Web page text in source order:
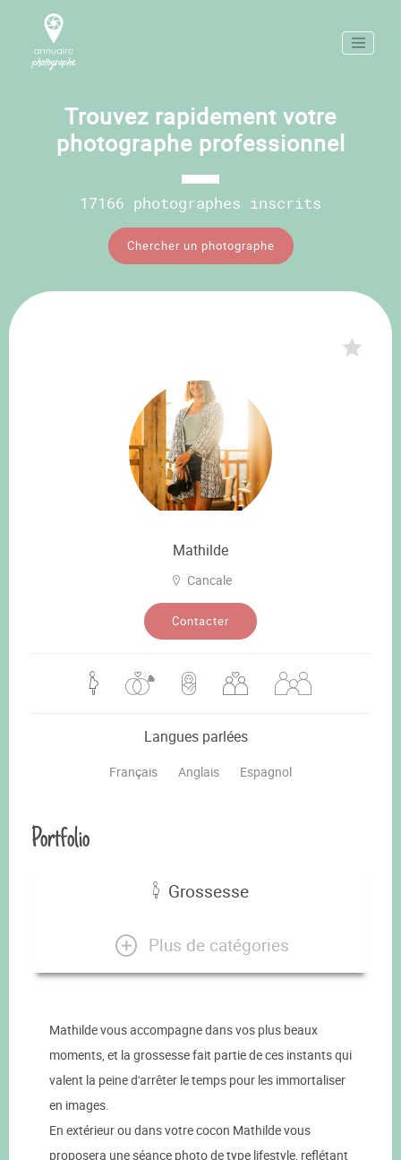
Trouvez rapidement votre
photographe professionnel
17166 photographes inscrits
Chercher un photographe
Mathilde
Cancale
Contacter
Langues parlées
Français Anglais Espagnol
Portfolio
Grossesse
Plus de catégories
Mathilde vous accompagne dans vos plus beaux
moments, et la grossesse fait partie de ces instants qui
valent la peine d'arrêter le temps pour les immortaliser
en images.
En extérieur ou dans votre cocon Mathilde vous
proposera une séance photo de type lifestyle, reflétant